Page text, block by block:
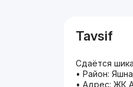
Tavsif
Сдаётся
• Район:
• Адрес: ЖК